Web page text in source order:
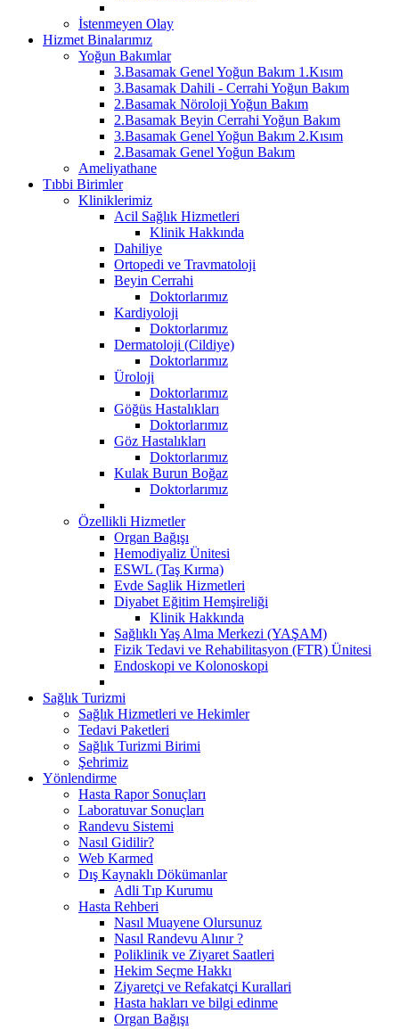
İstenmeyen Olay
Hizmet Binalarımız
Yoğun Bakımlar
3.Basamak Genel Yoğun Bakım 1.Kısım
3.Basamak Dahili - Cerrahi Yoğun Bakım
2.Basamak Nöroloji Yoğun Bakım
2.Basamak Beyin Cerrahi Yoğun Bakım
3.Basamak Genel Yoğun Bakım 2.Kısım
2.Basamak Genel Yoğun Bakım
Ameliyathane
Tıbbi Birimler
Kliniklerimiz
Acil Sağlık Hizmetleri
Klinik Hakkında
Dahiliye
Ortopedi ve Travmatoloji
Beyin Cerrahi
Doktorlarımız
Kardiyoloji
Doktorlarımız
Dermatoloji (Cildiye)
Doktorlarımız
Üroloji
Doktorlarımız
Göğüs Hastalıkları
Doktorlarımız
Göz Hastalıkları
Doktorlarımız
Kulak Burun Boğaz
Doktorlarımız
Özellikli Hizmetler
Organ Bağışı
Hemodiyaliz Ünitesi
ESWL (Taş Kırma)
Evde Saglik Hizmetleri
Diyabet Eğitim Hemşireliği
Klinik Hakkında
Sağlıklı Yaş Alma Merkezi (YAŞAM)
Fizik Tedavi ve Rehabilitasyon (FTR) Ünitesi
Endoskopi ve Kolonoskopi
Sağlık Turizmi
Sağlık Hizmetleri ve Hekimler
Tedavi Paketleri
Sağlık Turizmi Birimi
Şehrimiz
Yönlendirme
Hasta Rapor Sonuçları
Laboratuvar Sonuçları
Randevu Sistemi
Nasıl Gidilir?
Web Karmed
Dış Kaynaklı Dökümanlar
Adli Tıp Kurumu
Hasta Rehberi
Nasıl Muayene Olursunuz
Nasıl Randevu Alınır ?
Poliklinik ve Ziyaret Saatleri
Hekim Seçme Hakkı
Ziyaretçi ve Refakatçi Kurallari
Hasta hakları ve bilgi edinme
Organ Bağışı